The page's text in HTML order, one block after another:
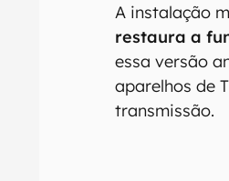
A instalação
restaura a
essa versão
aparelhos de
transmissão.